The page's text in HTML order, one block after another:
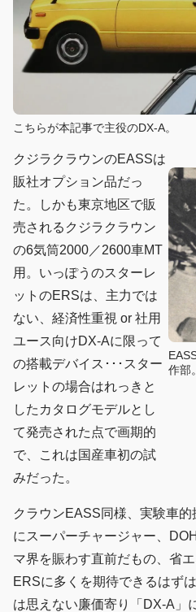
こちらが本記事で主役のDX-A。
クジラクラウンのEASSは
販社オプション品だっ
た。しかも東京地区で販
売されるクジラクラウン
の6気筒2000／2600車MT
用。いっぽうのスターレ
ットのERSは、主力では
ない、経済性重視 or 社用
ユース向けDX-Aに限って
の搭載デバイス･･･スター
レットの場合はれっきと
したカタログモデルとし
て発売された点で画期的
で、これは国産車初の試
みだった。
作部。
クラウンEASS同様、実験車
にスーパーチャージャー、
マ界を賑わす直前だもの、省
ERSに多くを期待できるはず
は思えない廉価寄り「DX-A」